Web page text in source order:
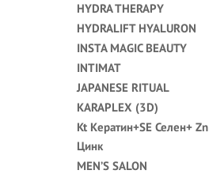
HYDRA THERAPY
HYDRALIFT HYALURON
INSTA MAGIC BEAUTY
INTIMAT
JAPANESE RITUAL
KARAPLEX (3D)
Kt Кератин+SE Селен+ Zn
Цинк
MEN’S SALON